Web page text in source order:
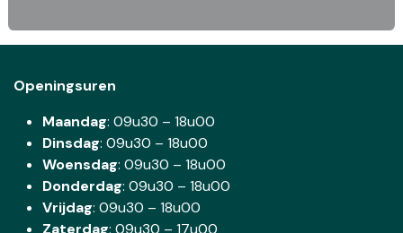
Openingsuren
Maandag: 09u30 – 18u00
Dinsdag: 09u30 – 18u00
Woensdag: 09u30 – 18u00
Donderdag: 09u30 – 18u00
Vrijdag: 09u30 – 18u00
Zaterdag: 09u30 – 17u00